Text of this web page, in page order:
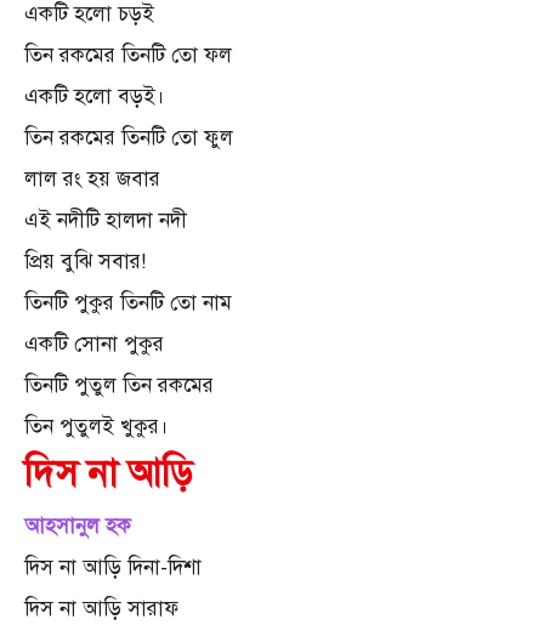
একটি হলো চড়ই
তিন রকমের তিনটি তো ফল
একটি হলো বড়ই।
তিন রকমের তিনটি তো ফুল
লাল রং হয় জবার
এই নদীটি হালদা নদী
প্রিয় বুঝি সবার!
তিনটি পুকুর তিনটি তো নাম
একটি সোনা পুকুর
তিনটি পুতুল তিন রকমের
তিন পুতুলই খুকুর।
দিস না আড়ি
আহসানুল হক
দিস না আড়ি দিনা-দিশা
দিস না আড়ি সারাফ